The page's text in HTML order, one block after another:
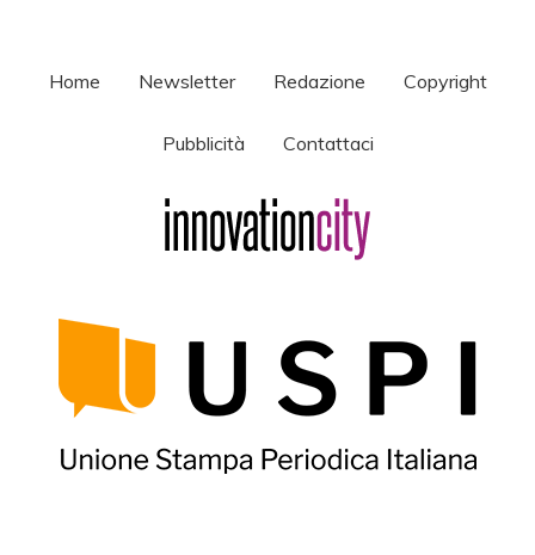
Home Newsletter Redazione Copyright
Pubblicità Contattaci